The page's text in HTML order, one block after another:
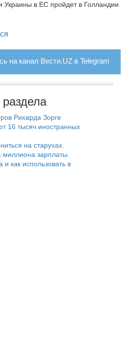
Украины в ЕС пройдет в Голландии
на канал Вести.UZ в Telegram
раздела
Рихарда Зорге
16 тысяч иностранных
на старухах.
зарплаты.
и как использовать в